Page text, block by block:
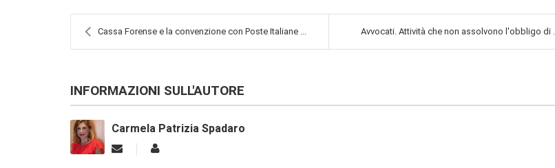
Cassa Forense e la convenzione con Poste Italiane ... Avvocati. Attività che non assolvono l'obbligo di ...
INFORMAZIONI SULL'AUTORE
Carmela Patrizia Spadaro